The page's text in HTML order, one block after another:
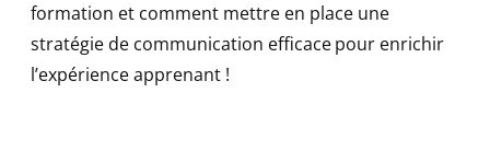
formation et comment mettre en place une
stratégie de communication efficace pour enrichir
l’expérience apprenant !